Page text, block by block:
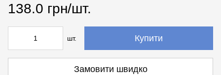
138.0 грн/шт.
шт. Купити
Замовити швидко